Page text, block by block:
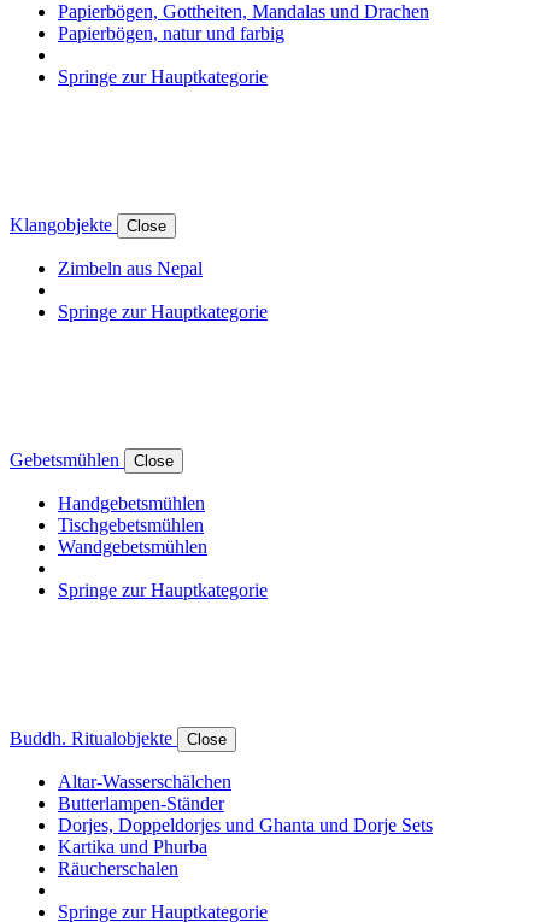
Papierbögen, Gottheiten, Mandalas und Drachen
Papierbögen, natur und farbig
Springe zur Hauptkategorie
Klangobjekte Close
Zimbeln aus Nepal
Springe zur Hauptkategorie
Gebetsmühlen Close
Handgebetsmühlen
Tischgebetsmühlen
Wandgebetsmühlen
Springe zur Hauptkategorie
Buddh. Ritualobjekte Close
Altar-Wasserschälchen
Butterlampen-Ständer
Dorjes, Doppeldorjes und Ghanta und Dorje Sets
Kartika und Phurba
Räucherschalen
Springe zur Hauptkategorie